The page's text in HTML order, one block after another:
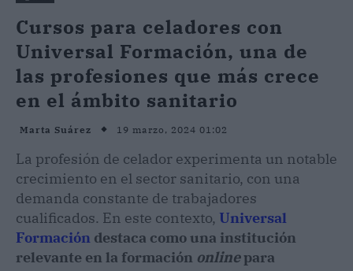
Cursos para celadores con
Universal Formación, una de
las profesiones que más crece
en el ámbito sanitario
Marta Suárez 19 marzo, 2024 01:02
La profesión de celador experimenta un notable
crecimiento en el sector sanitario, con una
demanda constante de trabajadores
cualificados. En este contexto, Universal
Formación destaca como una institución
relevante en la formación onlinepara